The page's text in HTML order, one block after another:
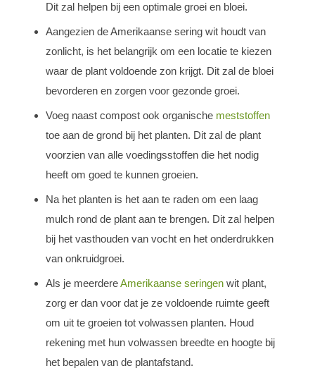
Dit zal helpen bij een optimale groei en bloei.
Aangezien de Amerikaanse sering wit houdt van
zonlicht, is het belangrijk om een locatie te kiezen
waar de plant voldoende zon krijgt. Dit zal de bloei
bevorderen en zorgen voor gezonde groei.
Voeg naast compost ook organische meststoffen
toe aan de grond bij het planten. Dit zal de plant
voorzien van alle voedingsstoffen die het nodig
heeft om goed te kunnen groeien.
Na het planten is het aan te raden om een laag
mulch rond de plant aan te brengen. Dit zal helpen
bij het vasthouden van vocht en het onderdrukken
van onkruidgroei.
Als je meerdereAmerikaanse seringen wit plant,
zorg er dan voor dat je ze voldoende ruimte geeft
om uit te groeien tot volwassen planten. Houd
rekening met hun volwassen breedte en hoogte bij
het bepalen van de plantafstand.